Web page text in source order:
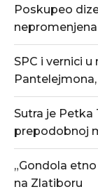
Poskupeo
nepromenjena
SPC i vernici
Sutra je Petka
prepodobnoj
„Gondola
na Zlatiboru